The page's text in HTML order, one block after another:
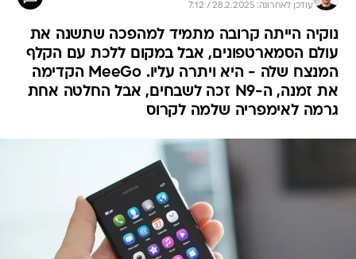
עודכן לאחרונה: 28.2.2025 / 7:12
נוקיה הייתה קרובה מתמיד למהפכה שתשנה את
עולם הסמארטפונים, אבל במקום ללכת עם הקלף
המנצח שלה - היא ויתרה עליו. MeeGo הקדימה
את זמנה, ה-N9 זכה לשבחים, אבל החלטה אחת
גרמה לאימפריה שלמה לקרוס